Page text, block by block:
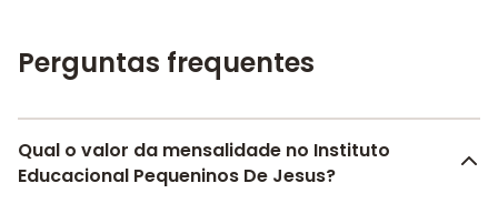
Perguntas frequentes
Qual o valor da mensalidade no Instituto
Educacional Pequeninos De Jesus?